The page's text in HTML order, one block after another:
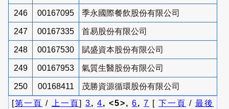
246 00167095 季永國際餐飲股份有限公司
247 00167335 首易股份有限公司
248 00167530 賦盛資本股份有限公司
249 00167953 氣質生醫股份有限公司
250 00168411
茂勝資源循環股份有限公司
[第一頁 / 上一頁] 3, 4, <5>, 6, 7 [ 下一頁 / 最後